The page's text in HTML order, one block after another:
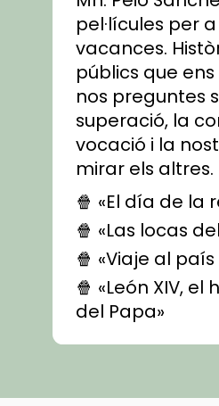
pel·lícules per
vacances.
públics que
nos preguntes
superació, la
vocació i la
mirar els altres.
🍿 «El día de la
🍿 «Las locas
🍿 «Viaje al
🍿 «León XIV,
del Papa»
🍿 «Las ovejas